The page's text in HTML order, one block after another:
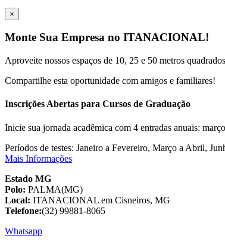
×
Monte Sua Empresa no ITANACIONAL!
Aproveite nossos espaços de 10, 25 e 50 metros
Compartilhe esta oportunidade com amigos e familiares!
Inscrições Abertas para Cursos de Graduação
Inicie sua jornada acadêmica com 4 entradas anuais:
Períodos de testes: Janeiro a Fevereiro, Março a Abril,
Mais Informações
Estado MG
Polo: PALMA(MG)
Local: ITANACIONAL em Cisneiros, MG
Telefone:(32) 99881-8065
Whatsapp